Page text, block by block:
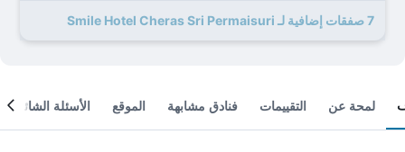
7 صفقات إضافية لـ Smile Hotel Cheras Sri Permaisuri
لمحة عن التقييمات فنادق مشابهة الموقع الأسئلة الشائعة